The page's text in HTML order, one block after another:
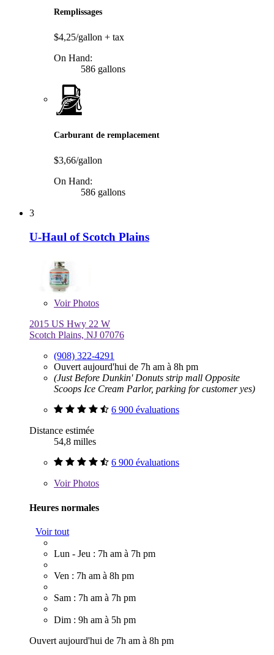
Remplissages
$4,25/gallon + tax
On Hand:
586 gallons
Carburant de remplacement
$3,66/gallon
On Hand:
586 gallons
3
U-Haul of Scotch Plains
VoirPhotos
2015 US Hwy 22 W
Scotch Plains, NJ 07076
(908) 322-4291
Ouvert aujourd'hui de 7h am à 8h pm
(Just Before Dunkin' Donuts strip mall Opposite
Scoops Ice Cream Parlor, parking for customer yes)
6 900 évaluations
Distance estimée
54,8 milles
6 900 évaluations
VoirPhotos
Heures normales
Voir tout
Lun - Jeu : 7h am à 7h pm
Ven : 7h am à 8h pm
Sam : 7h am à 7h pm
Dim : 9h am à 5h pm
Ouvert aujourd'hui de 7h am à 8h pm